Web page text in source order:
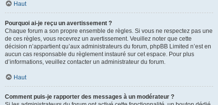
Haut
Pourquoi ai-je reçu un avertissement ?
Chaque forum a son propre ensemble de règles. Si vous ne respectez pas une
de ces règles, vous recevrez un avertissement. Veuillez noter que cette
décision n’appartient qu’aux administrateurs du forum, phpBB Limited n’est en
aucun cas responsable du règlement instauré sur cet espace. Pour plus
d’informations, veuillez contacter un administrateur du forum.
Haut
Comment puis-je rapporter des messages à un modérateur ?